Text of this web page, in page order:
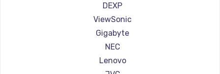
DEXP
ViewSonic
Gigabyte
NEC
Lenovo